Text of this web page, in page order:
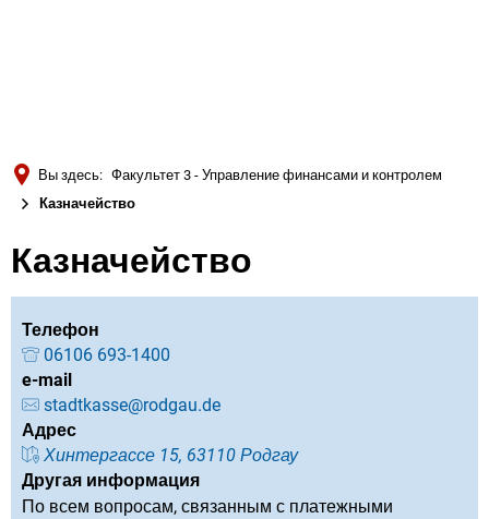
Вы здесь: Факультет 3 - Управление финансами и контролем
Казначейство
Казначейство
Телефон
06106 693-1400
e-mail
stadtkasse@rodgau.de
Адрес
Хинтергассе 15, 63110 Родгау
Другая информация
По всем вопросам, связанным с платежными